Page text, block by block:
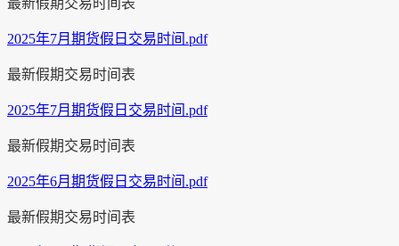
最新假期交易时间表
2025年7月期货假日交易时间.pdf
最新假期交易时间表
2025年7月期货假日交易时间.pdf
最新假期交易时间表
2025年6月期货假日交易时间.pdf
最新假期交易时间表